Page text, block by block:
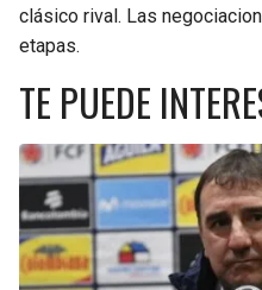
clásico rival. Las
etapas.
TE PUEDE